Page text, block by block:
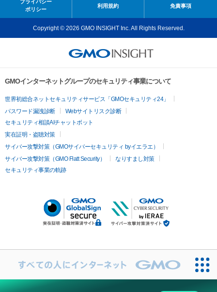
プライバシー
ポリシー
利用規約 免責事項
Copyright © 2026 GMO INSIGHT Inc. All Rights Reserved.
GMOインターネットグループのセキュリティ事業について
世界初総合ネットセキュリティサービス「GMOセキュリティ24」
パスワード漏洩診断
Webサイトリスク診断
セキュリティ相談AIチャットボット
実在証明・盗聴対策
サイバー攻撃対策（GMOサイバーセキュリティ byイエラエ）
サイバー攻撃対策（GMO Flatt Security）
なりすまし対策
セキュリティ事業の軌跡